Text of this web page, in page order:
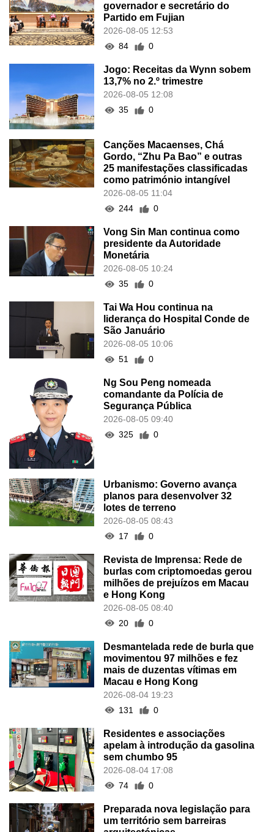
governador e secretário do
Partido em Fujian
2026-08-05 12:53
84
0
Jogo: Receitas da Wynn sobem
13,7% no 2.º trimestre
2026-08-05 12:08
35
0
Canções Macaenses, Chá
Gordo, “Zhu Pa Bao” e outras
25 manifestações classificadas
como património intangível
2026-08-05 11:04
244
0
Vong Sin Man continua como
presidente da Autoridade
Monetária
2026-08-05 10:24
35
0
Tai Wa Hou continua na
liderança do Hospital Conde de
São Januário
2026-08-05 10:06
51
0
Ng Sou Peng nomeada
comandante da Polícia de
Segurança Pública
2026-08-05 09:40
325
0
Urbanismo: Governo avança
planos para desenvolver 32
lotes de terreno
2026-08-05 08:43
17
0
Revista de Imprensa: Rede de
burlas com criptomoedas gerou
milhões de prejuízos em Macau
e Hong Kong
2026-08-05 08:40
20
0
Desmantelada rede de burla que
movimentou 97 milhões e fez
mais de duzentas vítimas em
Macau e Hong Kong
2026-08-04 19:23
131
0
Residentes e associações
apelam à introdução da gasolina
sem chumbo 95
2026-08-04 17:08
74
0
Preparada nova legislação para
um território sem barreiras